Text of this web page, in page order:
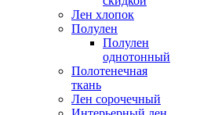
Лен хлопок
Полулен
Полулен
однотонный
Полотенечная
ткань
Лен сорочечный